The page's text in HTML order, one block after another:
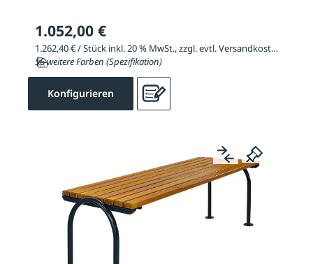
1.052,00 €
1.262,40 € / Stück inkl. 20 % MwSt., zzgl. evtl. Versandkosten
56 weitere Farben (Spezifikation)
Konfigurieren